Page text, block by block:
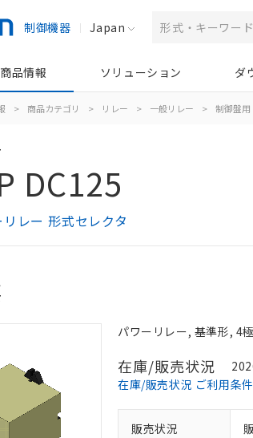
制御機器 Japan
商品情報 ソリューション ダ
> 商品カテゴリ > リレー > 一般リレー > 制御盤用
DC125
レー 形式セレクタ
パワーリレー, 基準形, 4
在庫/販売状況
在庫/販売状況 ご利用条件
販売状況